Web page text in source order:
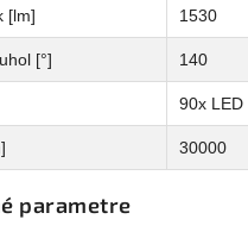
[lm] 1530
[°] 140
90x LED
30000
parametre